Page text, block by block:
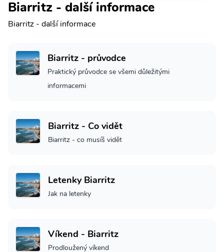
Biarritz - další informace
Biarritz - další informace
Biarritz - průvodce
Praktický průvodce se všemi důležitými
informacemi
Biarritz - Co vidět
Biarritz - co musíš vidět
Letenky Biarritz
Jak na letenky
Víkend - Biarritz
Prodloužený víkend